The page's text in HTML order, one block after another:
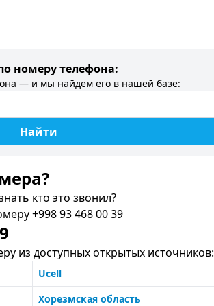
номеру телефона:
— и мы найдем его в нашей базе:
Найти
кто это звонил?
+998 93 468 00 39
из доступных открытых источников:
Ucell
Хорезмская область